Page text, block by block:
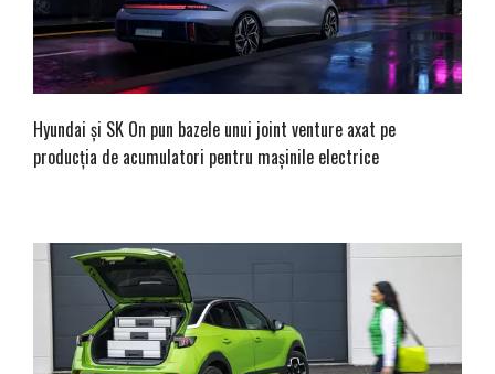
Hyundai și SK On pun bazele unui joint venture axat pe
producția de acumulatori pentru mașinile electrice